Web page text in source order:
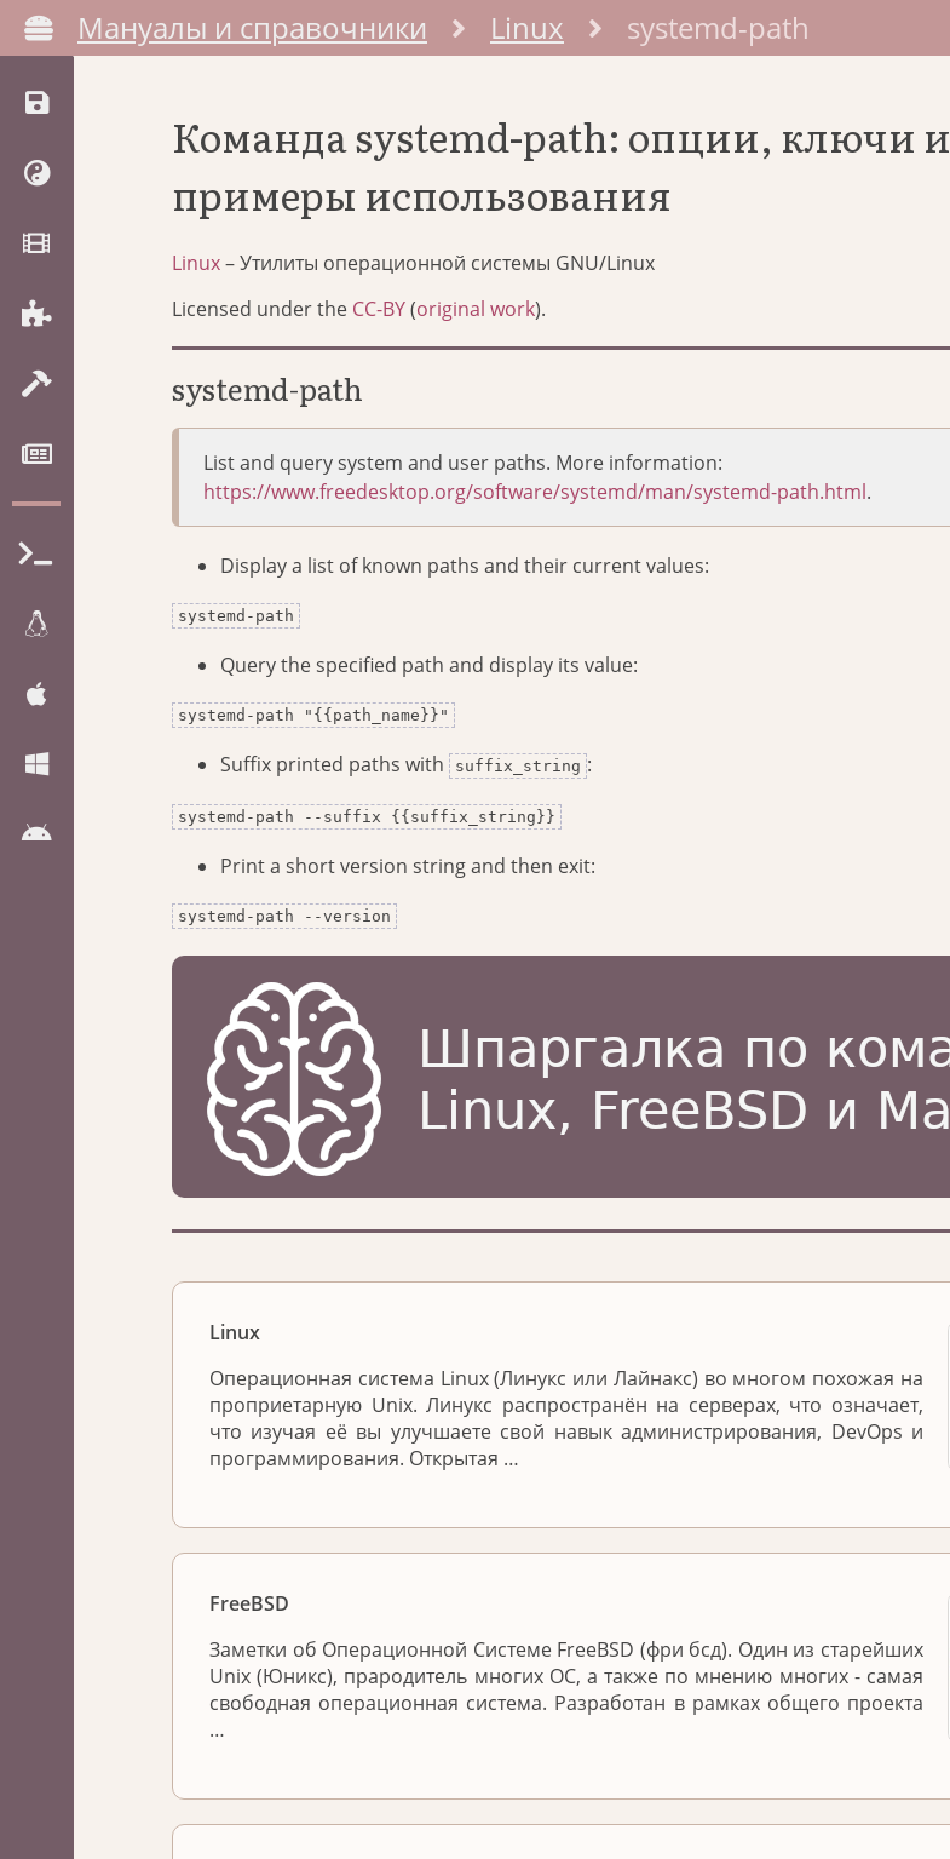
Мануалы и справочники Linux systemd-path
Команда systemd-path: опции, ключи и
примеры использования
Linux– Утилиты операционной системы GNU/Linux
Licensed under the CC-BY(original work).
systemd-path
List and query system and user paths. More information:
https://www.freedesktop.org/software/systemd/man/systemd-path.html.
Display a list of known paths and their current values:
systemd-path
Query the specified path and display its value:
systemd-path "{{path_name}}"
Suffix printed paths with suffix_string :
systemd-path --suffix {{suffix_string}}
Print a short version string and then exit:
systemd-path --version
Linux
Операционная система Linux (Линукс или Лайнакс) во многом похожая на
проприетарную Unix. Линукс распространён на серверах, что означает,
что изучая её вы улучшаете свой навык администрирования, DevOps и
программирования. Открытая …
FreeBSD
Заметки об Операционной Системе FreeBSD (фри бсд). Один из старейших
Unix (Юникс), прародитель многих ОС, а также по мнению многих - самая
свободная операционная система. Разработан в рамках общего проекта
…